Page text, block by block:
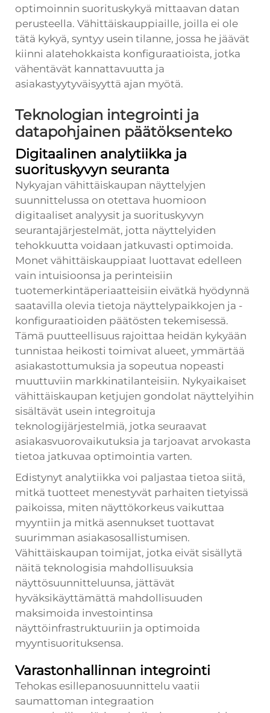
optimoinnin suorituskykyä mittaavan datan
perusteella. Vähittäiskauppiaille, joilla ei ole
tätä kykyä, syntyy usein tilanne, jossa he jäävät
kiinni alatehokkaista konfiguraatioista, jotka
vähentävät kannattavuutta ja
asiakastyytyväisyyttä ajan myötä.
Teknologian integrointi ja
datapohjainen päätöksenteko
Digitaalinen analytiikka ja
suorituskyvyn seuranta
Nykyajan vähittäiskaupan näyttelyjen
suunnittelussa on otettava huomioon
digitaaliset analyysit ja suorituskyvyn
seurantajärjestelmät, jotta näyttelyiden
tehokkuutta voidaan jatkuvasti optimoida.
Monet vähittäiskauppiaat luottavat edelleen
vain intuisioonsa ja perinteisiin
tuotemerkintäperiaatteisiin eivätkä hyödynnä
saatavilla olevia tietoja näyttelypaikkojen ja -
konfiguraatioiden päätösten tekemisessä.
Tämä puutteellisuus rajoittaa heidän kykyään
tunnistaa heikosti toimivat alueet, ymmärtää
asiakastottumuksia ja sopeutua nopeasti
muuttuviin markkinatilanteisiin. Nykyaikaiset
vähittäiskaupan ketjujen gondolat näyttelyihin
sisältävät usein integroituja
teknologijärjestelmiä, jotka seuraavat
asiakasvuorovaikutuksia ja tarjoavat arvokasta
tietoa jatkuvaa optimointia varten.
Edistynyt analytiikka voi paljastaa tietoa siitä,
mitkä tuotteet menestyvät parhaiten tietyissä
paikoissa, miten näyttökorkeus vaikuttaa
myyntiin ja mitkä asennukset tuottavat
suurimman asiakasosallistumisen.
Vähittäiskaupan toimijat, jotka eivät sisällytä
näitä teknologisia mahdollisuuksia
näyttösuunnitteluunsa, jättävät
hyväksikäyttämättä mahdollisuuden
maksimoida investointinsa
näyttöinfrastruktuuriin ja optimoida
myyntisuorituksensa.
Varastonhallinnan integrointi
Tehokas esillepanosuunnittelu vaatii
saumattoman integraation